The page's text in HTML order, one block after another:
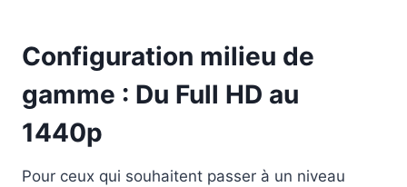
Configuration milieu de
gamme : Du Full HD au
1440p
Pour ceux qui souhaitent passer à un niveau